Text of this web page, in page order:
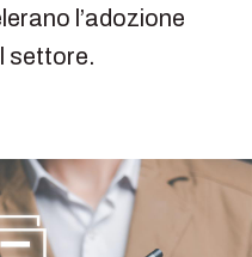
l’adozione
settore.